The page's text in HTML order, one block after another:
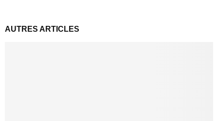
AUTRES ARTICLES